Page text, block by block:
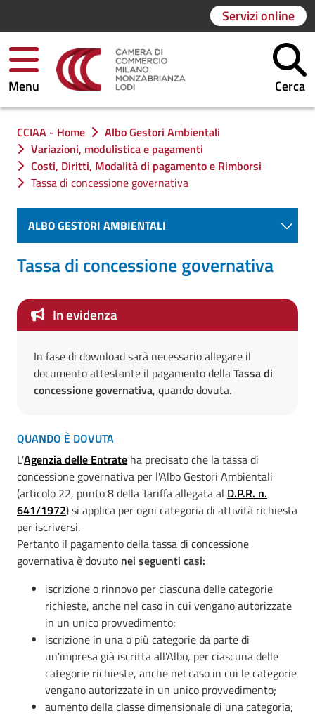
Servizi online
Menu Cerca
Ti trovi in:
CCIAA - Home
Albo Gestori Ambientali
Variazioni, modulistica e pagamenti
Costi, Diritti, Modalità di pagamento e Rimborsi
Tassa di concessione governativa
ALBO GESTORI AMBIENTALI
Tassa di concessione governativa
In evidenza
In fase di download sarà necessario allegare il
documento attestante il pagamento dellaTassa di
concessione governativa, quando dovuta.
QUANDO È DOVUTA
L'Agenzia delle Entrate ha precisato che la tassa di
concessione governativa per l'Albo Gestori Ambientali
(articolo 22, punto 8 della Tariffa allegata al D.P.R. n.
641/1972) si applica per ogni categoria di attività richiesta
per iscriversi.
Pertanto il pagamento della tassa di concessione
governativa è dovuto nei seguenti casi:
iscrizione o rinnovo per ciascuna delle categorie
richieste, anche nel caso in cui vengano autorizzate
in un unico provvedimento;
iscrizione in una o più categorie da parte di
un'impresa già iscritta all'Albo, per ciascuna delle
categorie richieste, anche nel caso in cui le categorie
vengano autorizzate in un unico provvedimento;
aumento della classe dimensionale di una categoria;